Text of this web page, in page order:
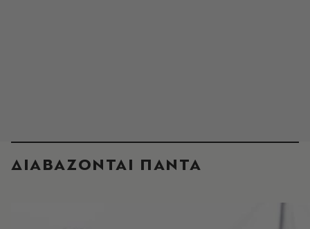
ΔΙΑΒΑΖΟΝΤΑΙ ΠΑΝΤΑ